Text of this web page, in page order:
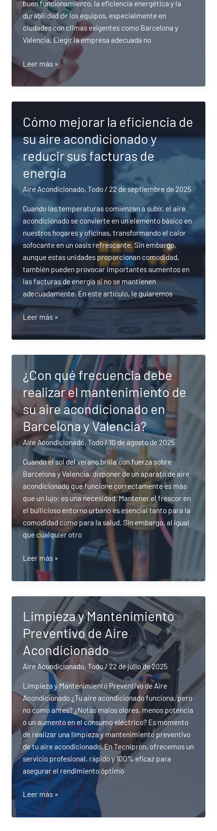
buen funcionamiento, la eficiencia energética y la
durabilidad de los equipos, especialmente en
ciudades con climas exigentes como Barcelona y
Valencia. Elegir la empresa adecuada no
¿Qué
empresas
ofrecen
de
aire
acondicionado
más
efectivo
Barcelona
y
Valencia?
Leer más »
Cómo mejorar la eficiencia de
su aire acondicionado y
reducir sus facturas de
energía
Aire Acondicionado,Todo / 22 de septiembre de 2025
Cuando las temperaturas comienzan a subir, el aire
acondicionado se convierte en un elemento básico en
nuestros hogares y oficinas, transformando el calor
sofocante en un oasis refrescante. Sin embargo,
aunque estas unidades proporcionan comodidad,
también pueden provocar importantes aumentos en
las facturas de energía si no se mantienen
adecuadamente. En este artículo, le guiaremos
Cómo
la
eficiencia
su
aire
acondicionado
y
reducir
sus
facturas
de
energía
Leer más »
¿Con qué frecuencia debe
realizar el mantenimiento de
su aire acondicionado en
Barcelona y Valencia?
Aire Acondicionado,Todo/ 10 de agosto de 2025
Cuando el sol del verano brilla con fuerza sobre
Barcelona y Valencia, disponer de un aparato de aire
acondicionado que funcione correctamente es más
que un lujo: es una necesidad. Mantener el frescor en
el bullicioso entorno urbano es esencial tanto para la
comodidad como para la salud. Sin embargo, al igual
que cualquier otro
¿Con
frecuencia
el
mantenimiento
su
aire
acondicionado
en
Barcelona
y
Valencia?
Leer más »
Limpieza y Mantenimiento
Preventivo de Aire
Acondicionado
Aire Acondicionado,Todo/22 de julio de 2025
Limpieza y Mantenimiento Preventivo de Aire
Acondicionado ¿Tu aire acondicionado funciona, pero
no como antes? ¿Notas malos olores, menos potencia
o un aumento en el consumo eléctrico? Es momento
de realizar una limpieza y mantenimiento preventivo
de tu aire acondicionado. En Tecnipron, ofrecemos un
servicio profesional, rápido y 100% eficaz para
asegurar el rendimiento óptimo
Limpieza
Mantenimiento
Leer más »